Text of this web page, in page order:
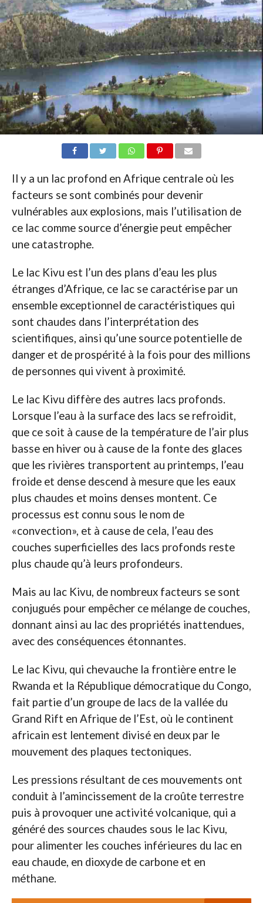
Il y a un lac profond en Afrique centrale où les
facteurs se sont combinés pour devenir
vulnérables aux explosions, mais l’utilisation de
ce lac comme source d’énergie peut empêcher
une catastrophe.
Le lac Kivu est l’un des plans d’eau les plus
étranges d’Afrique, ce lac se caractérise par un
ensemble exceptionnel de caractéristiques qui
sont chaudes dans l’interprétation des
scientifiques, ainsi qu’une source potentielle de
danger et de prospérité à la fois pour des millions
de personnes qui vivent à proximité.
Le lac Kivu diffère des autres lacs profonds.
Lorsque l’eau à la surface des lacs se refroidit,
que ce soit à cause de la température de l’air plus
basse en hiver ou à cause de la fonte des glaces
que les rivières transportent au printemps, l’eau
froide et dense descend à mesure que les eaux
plus chaudes et moins denses montent. Ce
processus est connu sous le nom de
«convection», et à cause de cela, l’eau des
couches superficielles des lacs profonds reste
plus chaude qu’à leurs profondeurs.
Mais au lac Kivu, de nombreux facteurs se sont
conjugués pour empêcher ce mélange de couches,
donnant ainsi au lac des propriétés inattendues,
avec des conséquences étonnantes.
Le lac Kivu, qui chevauche la frontière entre le
Rwanda et la République démocratique du Congo,
fait partie d’un groupe de lacs de la vallée du
Grand Rift en Afrique de l’Est, où le continent
africain est lentement divisé en deux par le
mouvement des plaques tectoniques.
Les pressions résultant de ces mouvements ont
conduit à l’amincissement de la croûte terrestre
puis à provoquer une activité volcanique, qui a
généré des sources chaudes sous le lac Kivu,
pour alimenter les couches inférieures du lac en
eau chaude, en dioxyde de carbone et en
méthane.